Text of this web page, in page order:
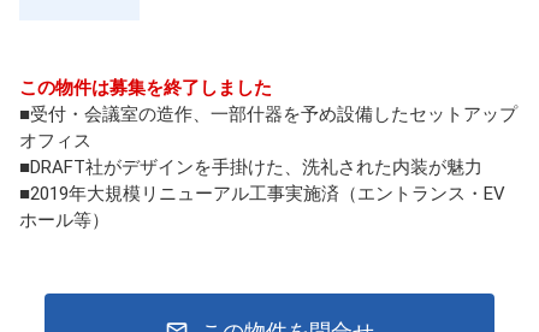
この物件は募集を終了しました
■受付・会議室の造作、一部什器を予め設備したセットアップ
オフィス
■DRAFT社がデザインを手掛けた、洗礼された内装が魅力
■2019年大規模リニューアル工事実施済（エントランス・EV
ホール等）